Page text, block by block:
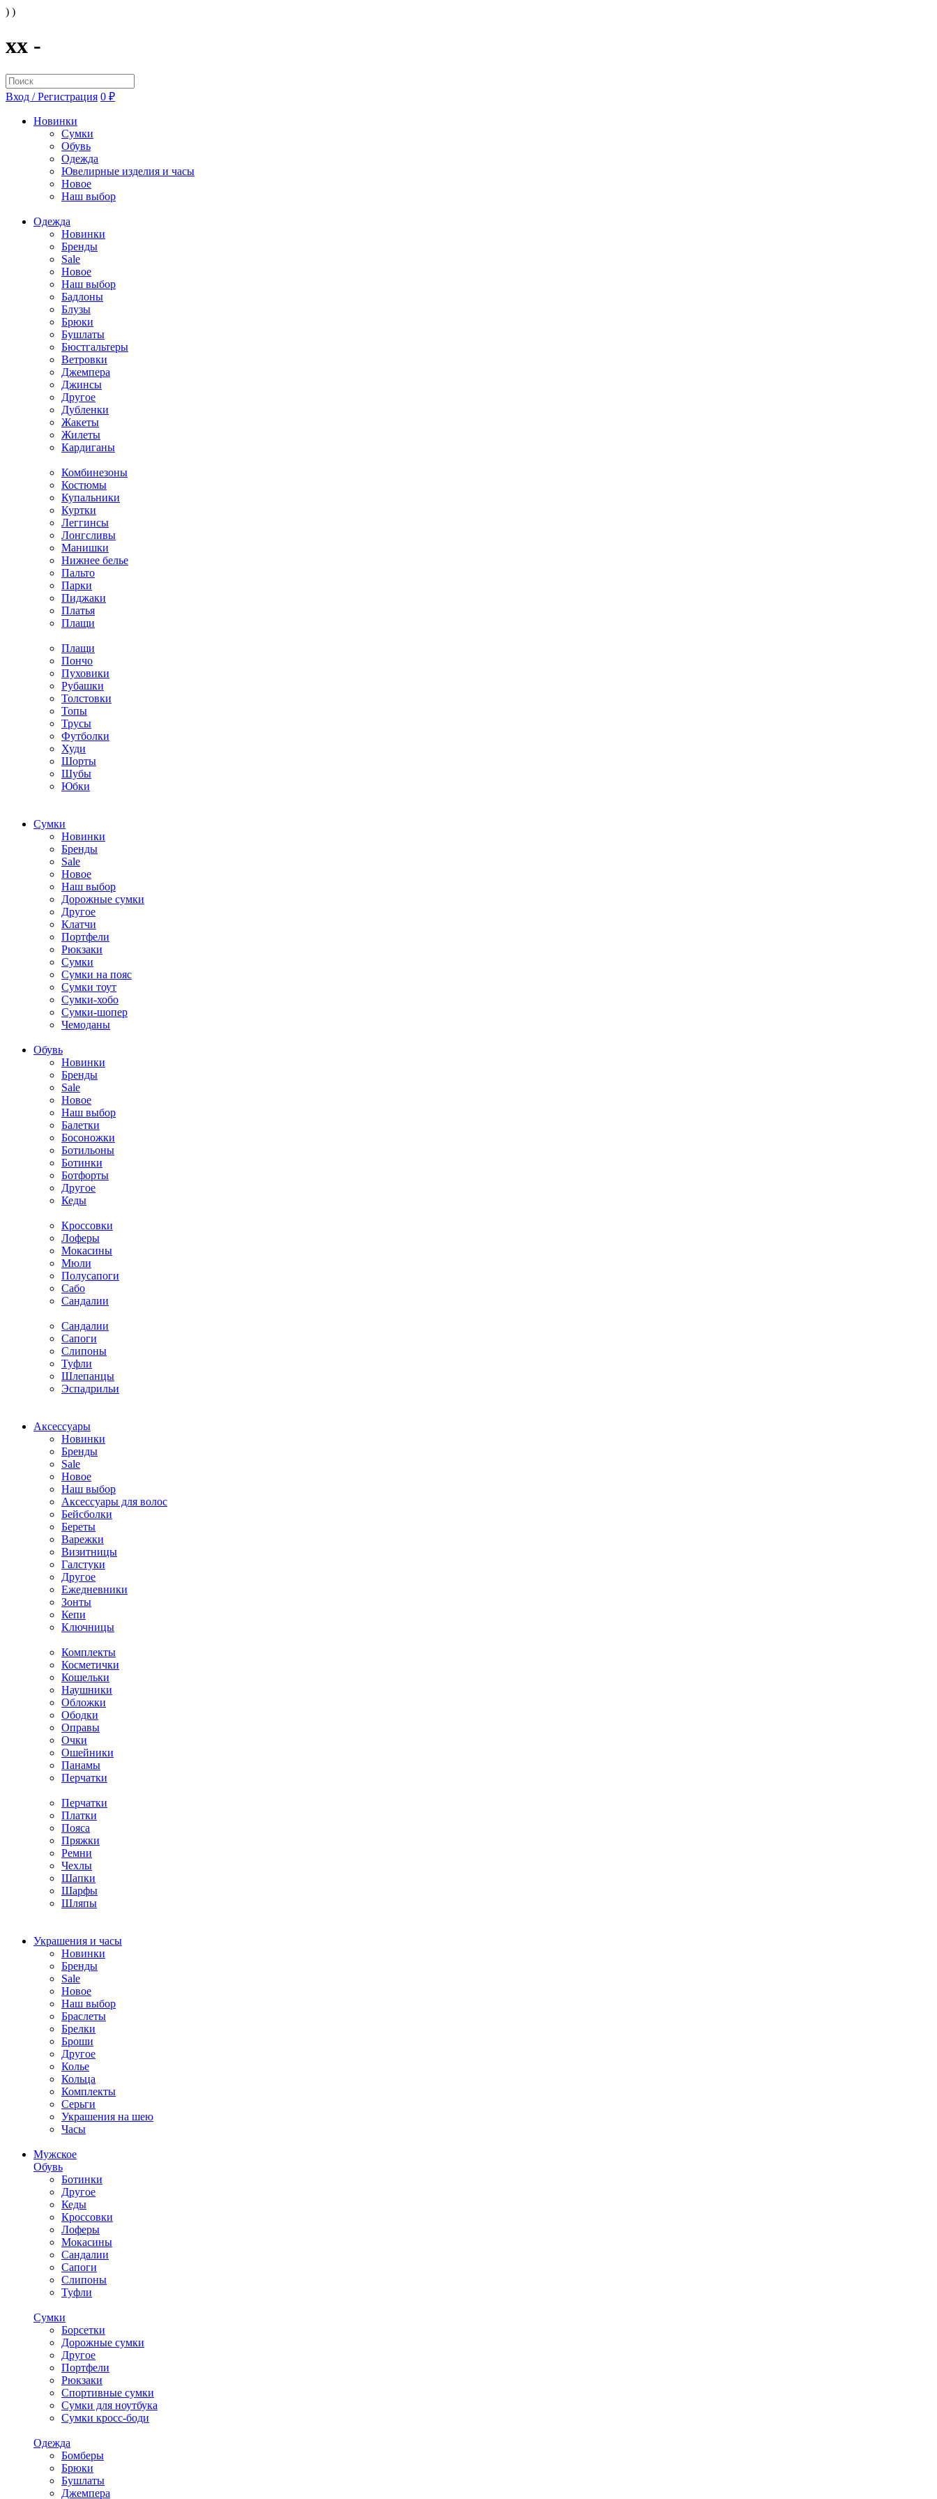
) )
xx -
Вход / Регистрация 0 ₽
Новинки
Сумки
Обувь
Одежда
Ювелирные изделия и часы
Новое
Наш выбор
Одежда
Новинки
Бренды
Sale
Новое
Наш выбор
Бадлоны
Блузы
Брюки
Бушлаты
Бюстгальтеры
Ветровки
Джемпера
Джинсы
Другое
Дубленки
Жакеты
Жилеты
Кардиганы
Комбинезоны
Костюмы
Купальники
Куртки
Леггинсы
Лонгсливы
Манишки
Нижнее белье
Пальто
Парки
Пиджаки
Платья
Плащи
Плащи
Пончо
Пуховики
Рубашки
Толстовки
Топы
Трусы
Футболки
Худи
Шорты
Шубы
Юбки
Cумки
Новинки
Бренды
Sale
Новое
Наш выбор
Дорожные сумки
Другое
Клатчи
Портфели
Рюкзаки
Сумки
Сумки на пояс
Сумки тоут
Сумки-хобо
Сумки-шопер
Чемоданы
Обувь
Новинки
Бренды
Sale
Новое
Наш выбор
Балетки
Босоножки
Ботильоны
Ботинки
Ботфорты
Другое
Кеды
Кроссовки
Лоферы
Мокасины
Мюли
Полусапоги
Сабо
Сандалии
Сандалии
Сапоги
Слипоны
Туфли
Шлепанцы
Эспадрильи
Аксессуары
Новинки
Бренды
Sale
Новое
Наш выбор
Аксессуары для волос
Бейсболки
Береты
Варежки
Визитницы
Галстуки
Другое
Ежедневники
Зонты
Кепи
Ключницы
Комплекты
Косметички
Кошельки
Наушники
Обложки
Ободки
Оправы
Очки
Ошейники
Панамы
Перчатки
Перчатки
Платки
Пояса
Пряжки
Ремни
Чехлы
Шапки
Шарфы
Шляпы
Украшения и часы
Новинки
Бренды
Sale
Новое
Наш выбор
Браслеты
Брелки
Броши
Другое
Колье
Кольца
Комплекты
Серьги
Украшения на шею
Часы
Мужское
Обувь
Ботинки
Другое
Кеды
Кроссовки
Лоферы
Мокасины
Сандалии
Сапоги
Слипоны
Туфли
Сумки
Борсетки
Дорожные сумки
Другое
Портфели
Рюкзаки
Спортивные сумки
Сумки для ноутбука
Сумки кросс-боди
Одежда
Бомберы
Брюки
Бушлаты
Джемпера